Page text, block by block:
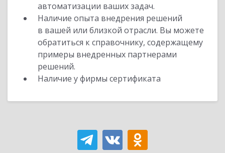
автоматизации ваших задач.
Наличие опыта внедрения решений
в вашей или близкой отрасли. Вы можете
обратиться к справочнику, содержащему
примеры внедренных партнерами
решений.
Наличие у фирмы сертификата